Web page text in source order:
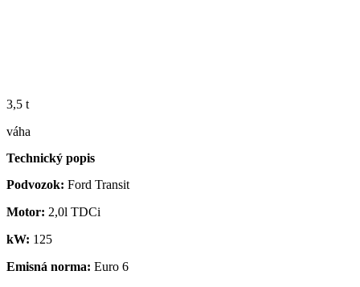
3,5 t
váha
Technický popis
Podvozok: Ford Transit
Motor: 2,0l TDCi
kW: 125
Emisná norma: Euro 6